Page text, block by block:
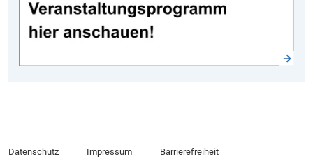
Datenschutz Impressum Barrierefreiheit